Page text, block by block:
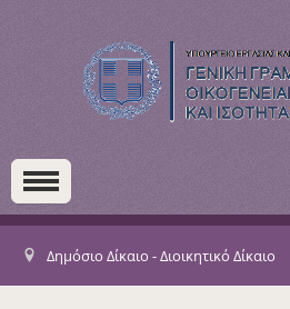
Δημόσιο Δίκαιο - Διοικητικό Δίκαιο